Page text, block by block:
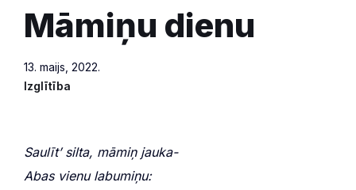
Māmiņu dienu
13. maijs, 2022.
Izglītība
Saulīt’ silta, māmiņ jauka-
Abas vienu labumiņu: